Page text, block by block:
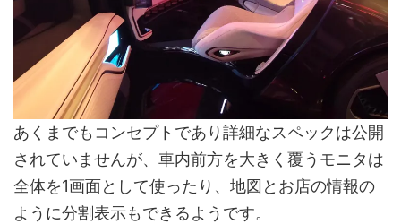
あくまでもコンセプトであり詳細なスペックは公開
されていませんが、車内前方を大きく覆うモニタは
全体を1画面として使ったり、地図とお店の情報の
ように分割表示もできるようです。